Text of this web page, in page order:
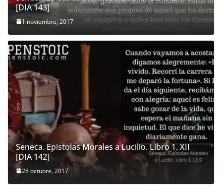
[DIA 143]
1 noviembre, 2017
Seneca. Epistolas Morales a Lucilio. Libro 1. XII
[DIA 142]
28 octubre, 2017